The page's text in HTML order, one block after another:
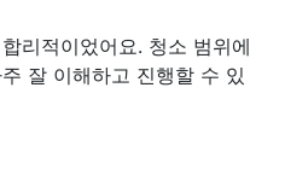
리적이었어요. 청소 범위에
잘 이해하고 진행할 수 있